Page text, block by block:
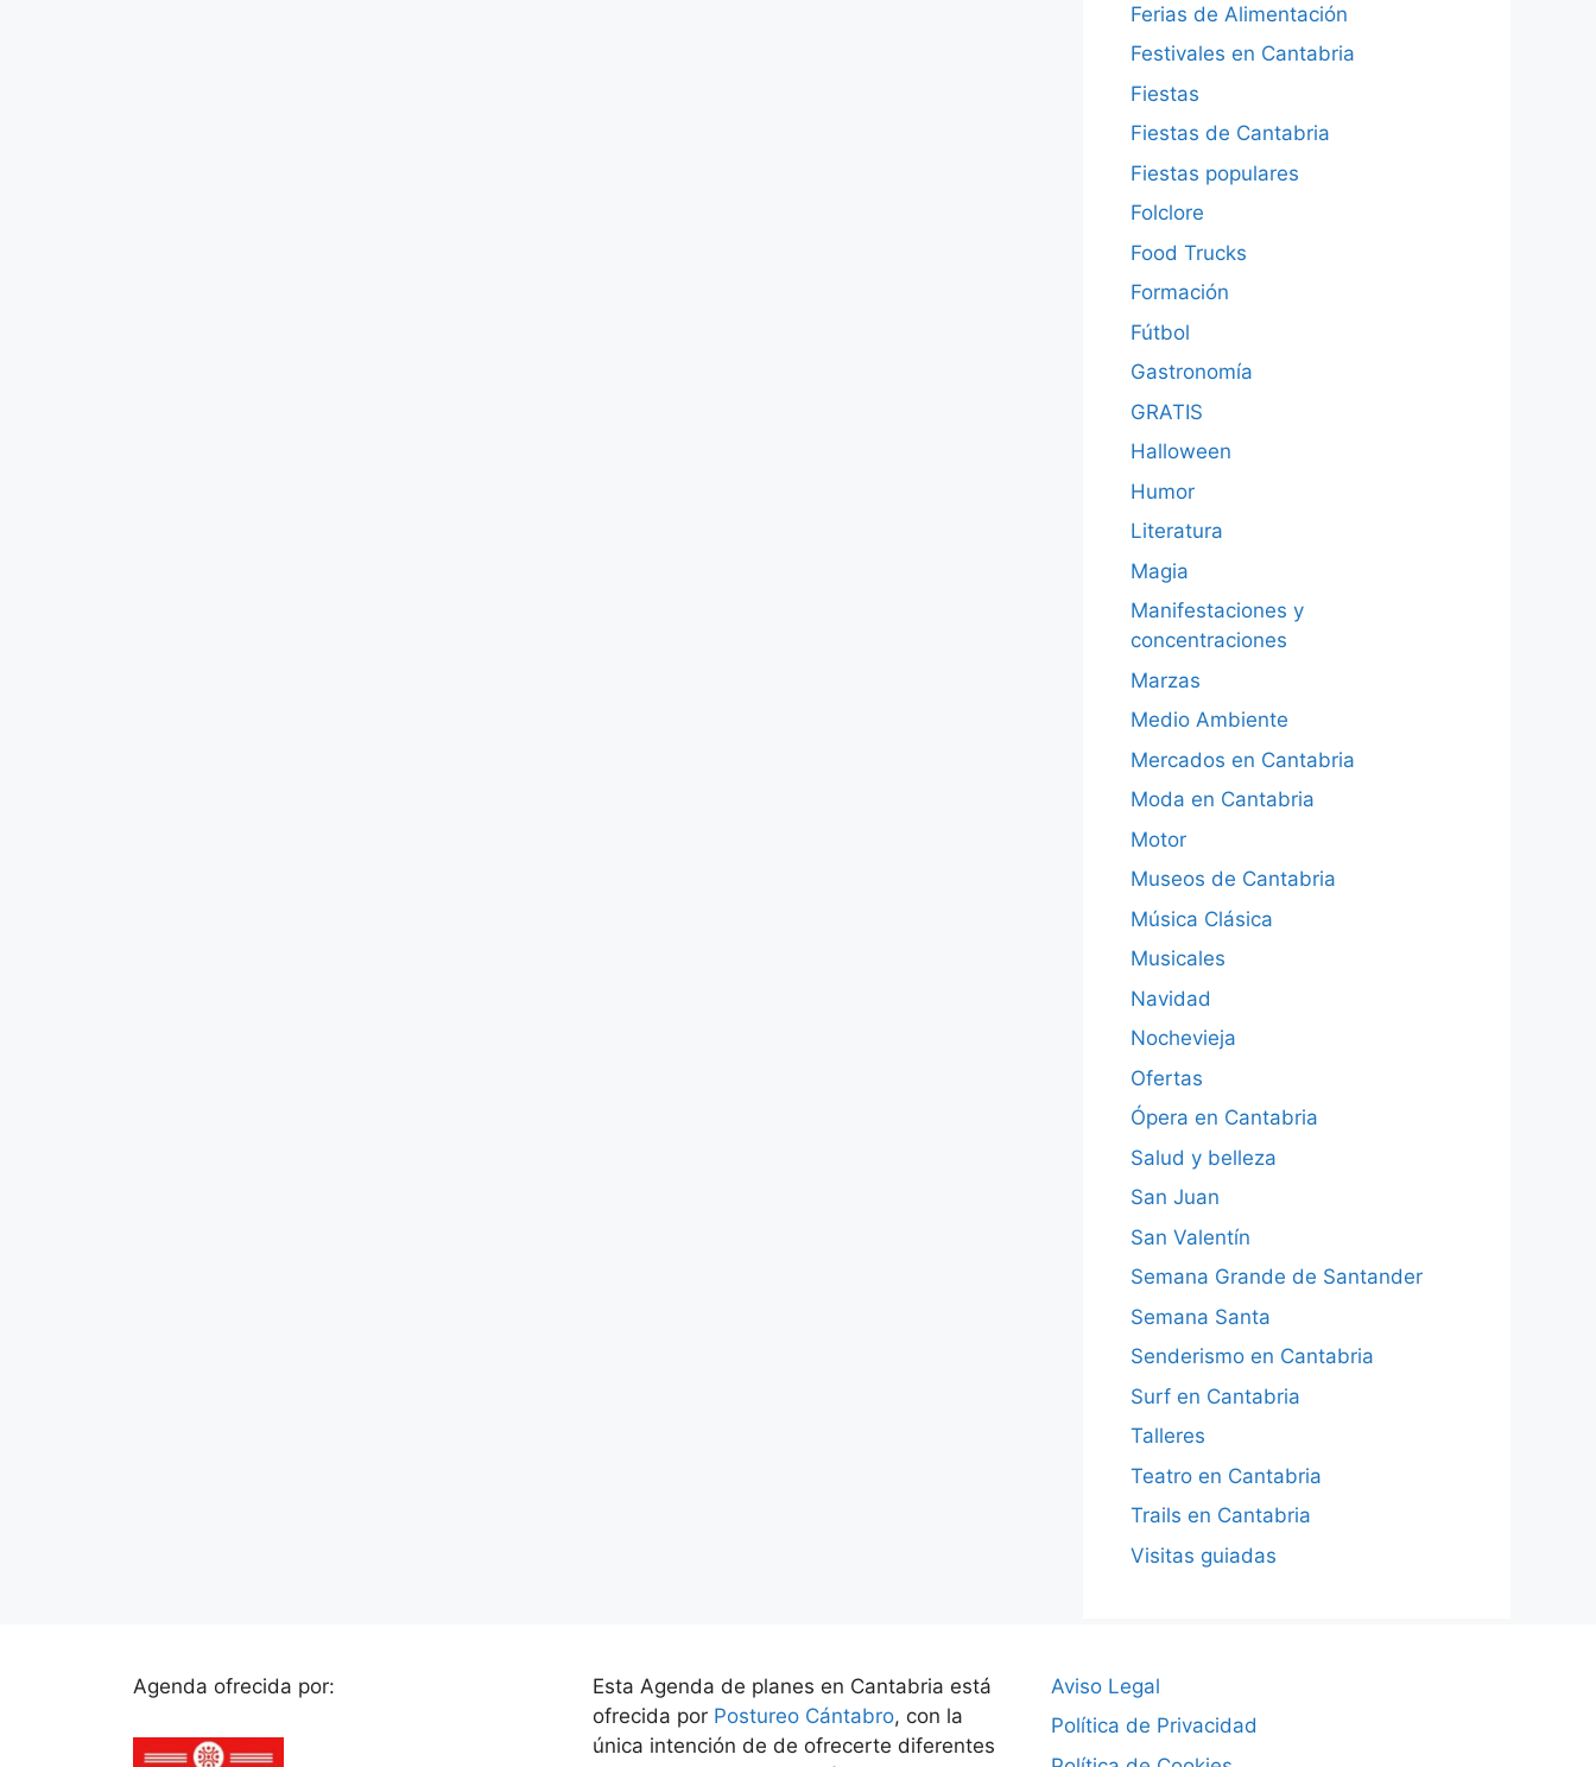
Ferias de Alimentación
Festivales en Cantabria
Fiestas
Fiestas de Cantabria
Fiestas populares
Folclore
Food Trucks
Formación
Fútbol
Gastronomía
GRATIS
Halloween
Humor
Literatura
Magia
Manifestaciones y
concentraciones
Marzas
Medio Ambiente
Mercados en Cantabria
Moda en Cantabria
Motor
Museos de Cantabria
Música Clásica
Musicales
Navidad
Nochevieja
Ofertas
Ópera en Cantabria
Salud y belleza
San Juan
San Valentín
Semana Grande de Santander
Semana Santa
Senderismo en Cantabria
Surf en Cantabria
Talleres
Teatro en Cantabria
Trails en Cantabria
Visitas guiadas
Agenda ofrecida por:
Esta Agenda de planes en Cantabria está
ofrecida por Postureo Cántabro, con la
única intención de de ofrecerte diferentes
Aviso Legal
Política de Privacidad